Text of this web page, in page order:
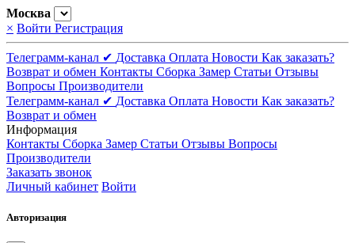
Москва
× Войти Регистрация
Телеграмм-канал ✔ Доставка Оплата Новости Как заказать?
Возврат и обмен Контакты Сборка Замер Статьи Отзывы
Вопросы Производители
Телеграмм-канал ✔ Доставка Оплата Новости Как заказать?
Возврат и обмен
Информация
Контакты Сборка Замер Статьи Отзывы Вопросы
Производители
Заказать звонок
Личный кабинет Войти
Авторизация